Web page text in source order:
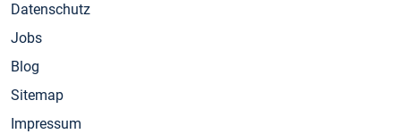
Datenschutz
Jobs
Blog
Sitemap
Impressum